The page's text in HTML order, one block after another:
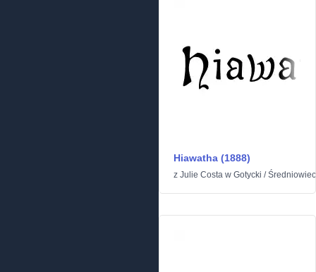
Hiawatha (1888)
z Julie Costa w Gotycki /